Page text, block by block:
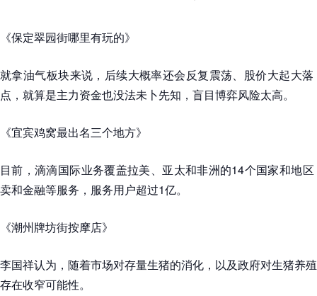
《保定翠园街哪里有玩的》
就拿油气板块来说，后续大概率还会反复震荡、股价大起大
点，就算是主力资金也没法未卜先知，盲目博弈风险太高。
《宜宾鸡窝最出名三个地方》
目前，滴滴国际业务覆盖拉美、亚太和非洲的14个国家和地
卖和金融等服务，服务用户超过1亿。
《潮州牌坊街按摩店》
李国祥认为，随着市场对存量生猪的消化，以及政府对生猪养
存在收窄可能性。